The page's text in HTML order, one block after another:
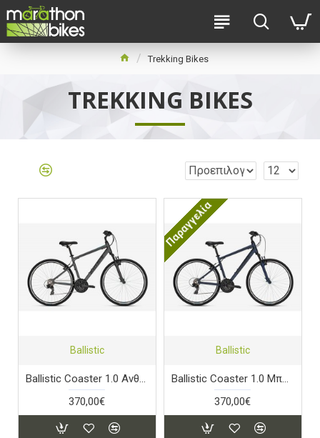
Trekking Bikes
TREKKING BIKES
Ballistic
Ballistic Coaster 1.0 Ανθρακί Ματ
370,00€
Παραγγελία
Ballistic
Ballistic Coaster 1.0 Μπλε Ματ
370,00€